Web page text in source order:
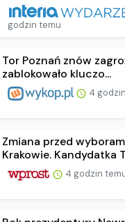
godzin temu
Tor Poznań znów
zablokowało kluczo...
4
Zmiana przed
Krakowie. Kandydatka
4 godzin